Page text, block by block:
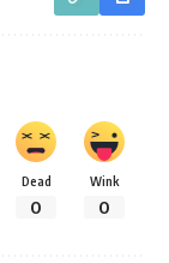
Dead
0
Wink
0